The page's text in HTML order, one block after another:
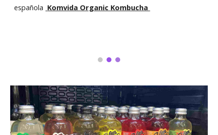
española Komvida Organic Kombucha